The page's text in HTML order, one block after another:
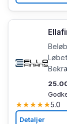
★★★★★5.0
Detaljer